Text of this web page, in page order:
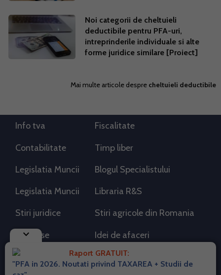
Noi categorii de cheltuieli
deductibile pentru PFA-uri,
intreprinderile individuale si alte
forme juridice similare [Proiect]
Mai multe articole despre cheltuieli deductibile
keyboard_arrow_down
Raport GRATUIT:
"PFA in 2026. Noutati privind TAXAREA + Studii de
Info tva Fiscalitate
Contabilitate Timp liber
Legislatia Muncii Blogul Specialistului
Legislatia Muncii Libraria R&S
Stiri juridice Stiri agricole din Romania
AdSense Idei de afaceri